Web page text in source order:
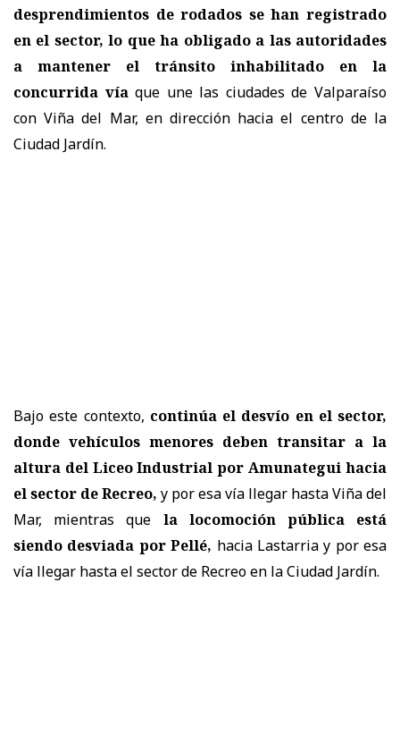
desprendimientos de rodados se han registrado
en el sector, lo que ha obligado a las autoridades
a mantener el tránsito inhabilitado en la
concurrida víaque une las ciudades de Valparaíso
con Viña del Mar, en dirección hacia el centro de la
Ciudad Jardín.
Bajo este contexto, continúa el desvío en el sector,
donde vehículos menores deben transitar a la
altura del Liceo Industrial por Amunategui hacia
el sector de Recreo, y por esa vía llegar hasta Viña del
Mar, mientras que la locomoción pública está
siendo desviada por Pellé, hacia Lastarria y por esa
vía llegar hasta el sector de Recreo en la Ciudad Jardín.